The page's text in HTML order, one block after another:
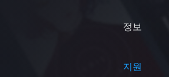
정보
지원